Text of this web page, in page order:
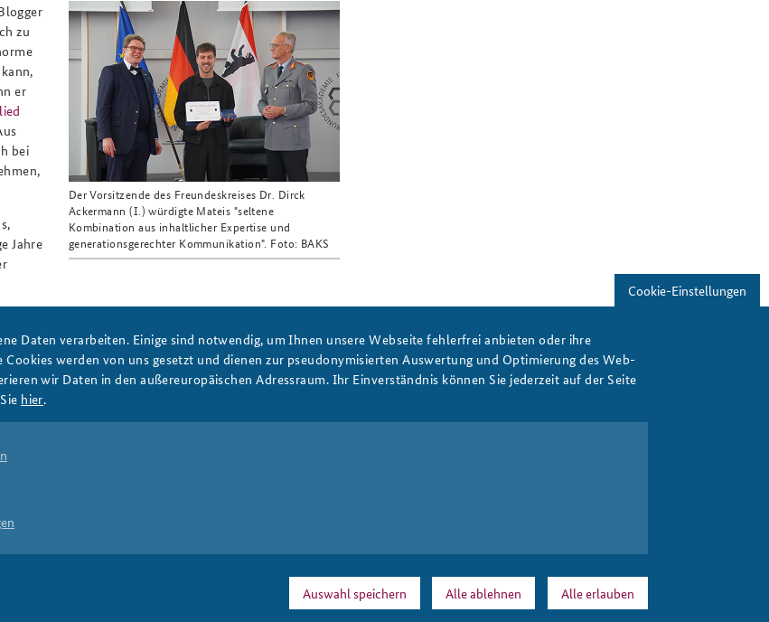
Der Vorsitzende des Freundeskreises Dr. Dirck
Ackermann (I.) würdigte Mateis "seltene
Kombination aus inhaltlicher Expertise und
generationsgerechter Kommunikation". Foto: BAKS
zu
er
bei
Jahre
Freundeskreis der BAKS
Content
Tiktok
PRESSE DATENSCHUTZ IMPRESSUM FAQ
Cookie-Einstellungen
Daten verarbeiten. Einige sind notwendig, um Ihnen unsere Webseite fehlerfrei anbieten oder ihre
werden von uns gesetzt und dienen zur pseudonymisierten Auswertung und Optimierung des Web-
wir Daten in den außereuropäischen Adressraum. Ihr Einverständnis können Sie jederzeit auf der Seite
hier.
Auswahl speichern Alle ablehnen Alle erlauben